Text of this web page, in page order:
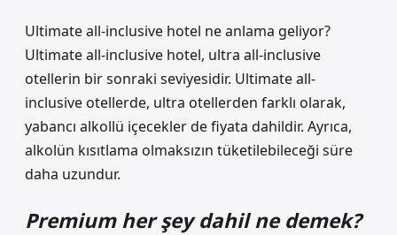
Ultimate all-inclusive hotel ne anlama geliyor?
Ultimate all-inclusive hotel, ultra all-inclusive
otellerin bir sonraki seviyesidir. Ultimate all-
inclusive otellerde, ultra otellerden farklı olarak,
yabancı alkollü içecekler de fiyata dahildir. Ayrıca,
alkolün kısıtlama olmaksızın tüketilebileceği süre
daha uzundur.
Premium her şey dahil ne demek?